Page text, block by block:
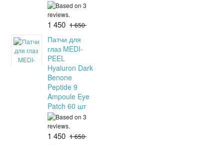
1 450 1 650
Патчи для
глаз MEDI-
PEEL
Hyaluron Dark
Benone
Peptide 9
Ampoule Eye
Patch 60 шт
1 450 1 650